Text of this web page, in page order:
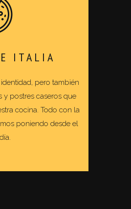
ITALIA
pero también
y postres caseros que
cocina. Todo con la
poniendo desde el